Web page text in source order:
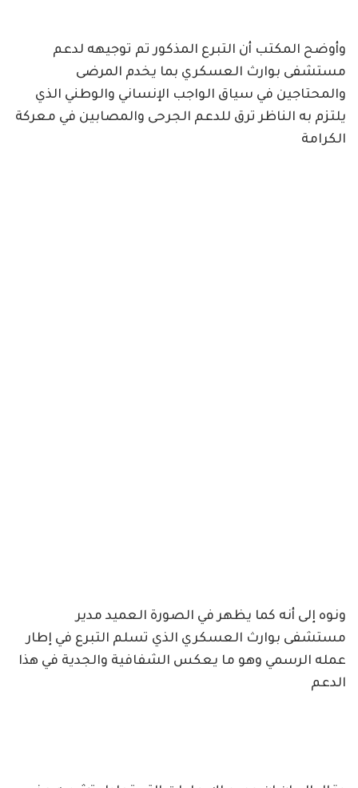
وأوضح المكتب أن التبرع المذكور تم توجيهه لدعم
مستشفى بوارث العسكري بما يخدم المرضى
والمحتاجين في سياق الواجب الإنساني والوطني الذي
يلتزم به الناظر ترق للدعم الجرحى والمصابين في معركة
الكرامة
ونوه إلى أنه كما يظهر في الصورة العميد مدير
مستشفى بوارث العسكري الذي تسلم التبرع في إطار
عمله الرسمي وهو ما يعكس الشفافية والجدية في هذا
الدعم